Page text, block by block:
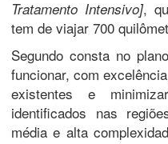
Tratamento Intensivo],
tem de viajar 700
Segundo consta no
funcionar, com
existentes e
identificados nas
média e alta